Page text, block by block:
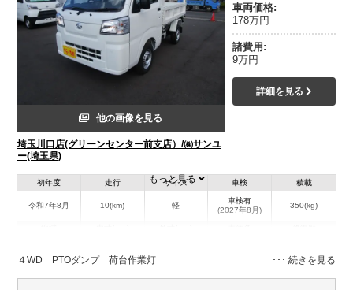
他の画像を見る
埼玉川口店(グリーンセンター前支店）/㈱サンユ
ー(埼玉県)
車両価格:
178万円
諸費用:
9万円
詳細を見る
初年度
令和7年8月
走行
10(km)
サイズ
軽
車検
車検有
(2027年8月)
積載
350(kg)
もっと見る
４WD PTOダンプ 荷台作業灯